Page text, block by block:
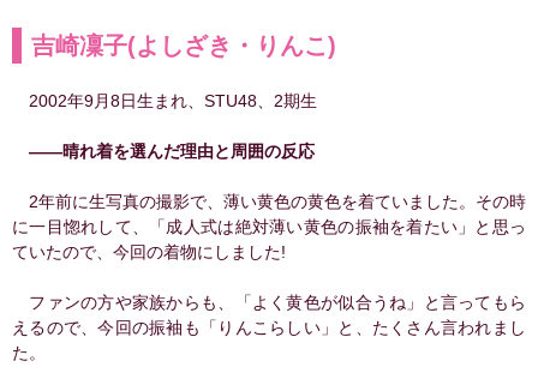
吉崎凜子(よしざき・りんこ)
2002年9月8日生まれ、STU48、2期生
――晴れ着を選んだ理由と周囲の反応
2年前に⽣写真の撮影で、薄い⻩⾊の⻩⾊を着ていました。その時
に⼀⽬惚れして、「成⼈式は絶対薄い⻩⾊の振袖を着たい」と思っ
ていたので、今回の着物にしました!
ファンの方や家族からも、「よく⻩⾊が似合うね」と⾔ってもら
えるので、今回の振袖も「りんこらしい」と、たくさん⾔われまし
た。